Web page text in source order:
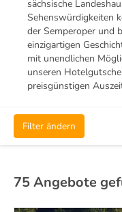
sächsische
Sehenswürdigkeiten
der Semperoper und
einzigartigen
mit unendlichen
unseren
preisgünstigen
Filter ändern
75 Angebote